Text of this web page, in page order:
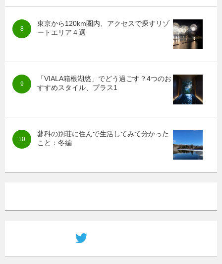
東京から120km圏内、アクセスで探すリゾ
ートエリア４選
「VIALA箱根湖悠」でどう過ごす？4つのお
すすめスタイル、プラス1
蓼科の別荘に住んで生活してみて分かった
こと：冬編